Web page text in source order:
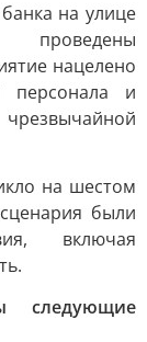
на улице
проведены
нацелено
персонала и
на шестом
были
включая
следующие